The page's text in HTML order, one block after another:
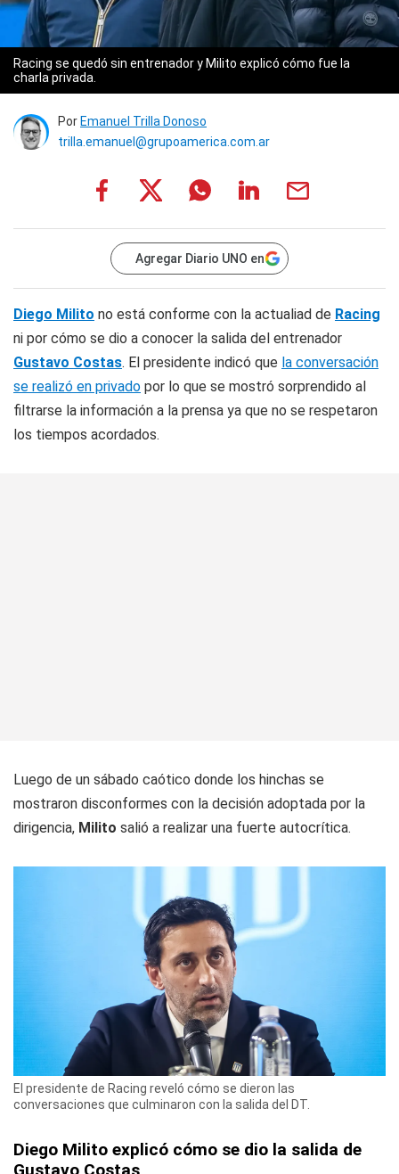
Racing se quedó sin entrenador y Milito explicó cómo fue la
charla privada.
Por Emanuel Trilla Donoso
trilla.emanuel@grupoamerica.com.ar
Agregar Diario UNO en
Diego Milito no está conforme con la actualiad de Racing
ni por cómo se dio a conocer la salida del entrenador
Gustavo Costas. El presidente indicó que la conversación
se realizó en privado por lo que se mostró sorprendido al
filtrarse la información a la prensa ya que no se respetaron
los tiempos acordados.
Luego de un sábado caótico donde los hinchas se
mostraron disconformes con la decisión adoptada por la
dirigencia, Milito salió a realizar una fuerte autocrítica.
El presidente de Racing reveló cómo se dieron las
conversaciones que culminaron con la salida del DT.
Diego Milito explicó cómo se dio la salida de